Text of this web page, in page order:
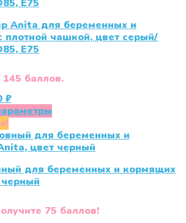
Anita для беременных и
плотной чашкой, цвет серый/
Е75
баллов.
₽.
₽Текущая
цена:
имеет
несколько
Опции
на
для беременных и кормящих
75 баллов!